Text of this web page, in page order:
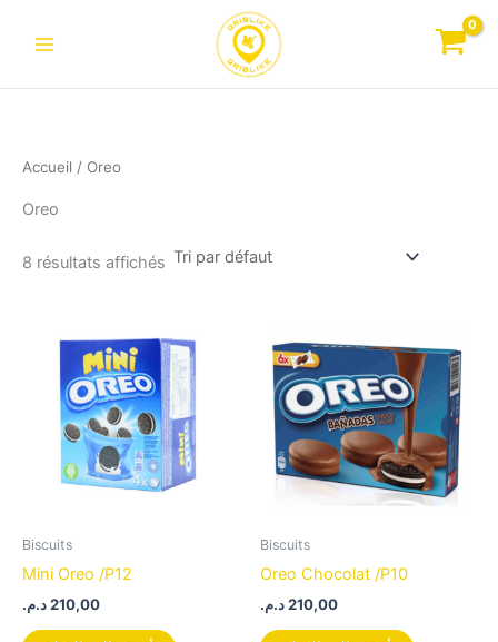
Accueil / Oreo
Oreo
8 résultats affichés
Biscuits
Mini Oreo /P12
210,00د.م.
Biscuits
Oreo Chocolat /P10
210,00د.م.